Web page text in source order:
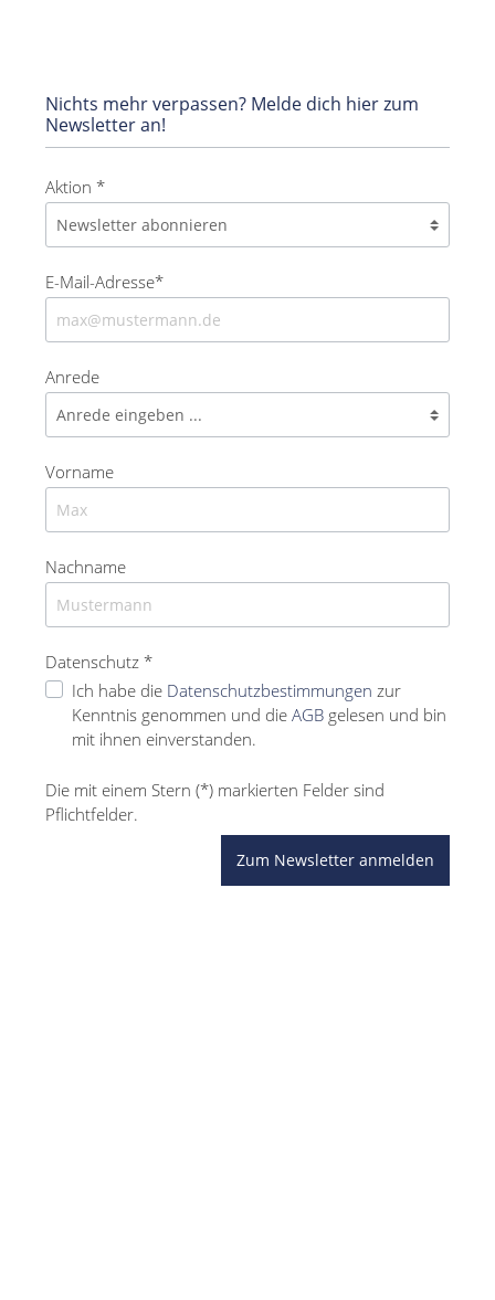
Nichts mehr verpassen? Melde dich hier zum
Newsletter an!
Aktion *
E-Mail-Adresse*
Anrede
Vorname
Nachname
Datenschutz *
Ich habe die Datenschutzbestimmungen zur
Kenntnis genommen und die AGB gelesen und bin
mit ihnen einverstanden.
Die mit einem Stern (*) markierten Felder sind
Pflichtfelder.
Zum Newsletter anmelden